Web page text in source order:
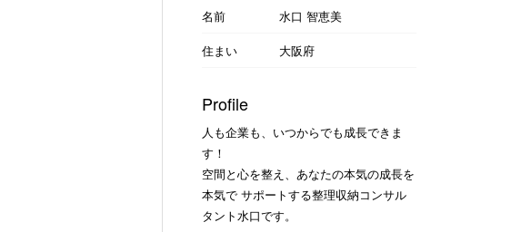
名前
水口 智恵美
住まい
大阪府
Profile
人も企業も、いつからでも成長できま
す！
空間と心を整え、あなたの本気の成長を
本気で サポートする整理収納コンサル
タント水口です。